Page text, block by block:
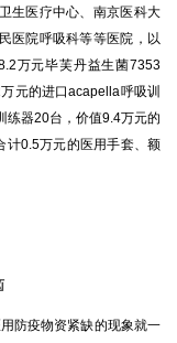
生医疗中心、南京医科大
医院呼吸科等等医院，以
万元毕芙丹益生菌7353
元的进口acapella呼吸训
练器20台，价值9.4万元的
计0.5万元的医用手套、额
防疫物资紧缺的现象就一